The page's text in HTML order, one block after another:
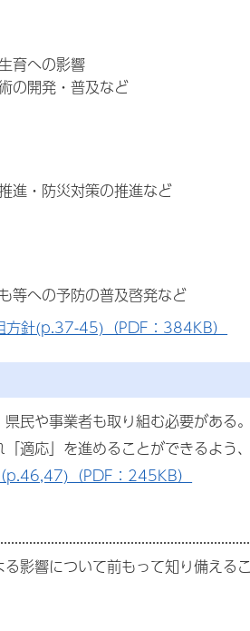
育への影響
の開発・普及など
進・防災対策の推進など
等への予防の普及啓発など
方針(p.37-45)（PDF：384KB）
民や事業者も取り組む必要がある。
適応」を進めることができるよう
p.46,47)（PDF：245KB）
影響について前もって知り備え